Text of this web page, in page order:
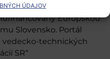
ÚDAJOV
Európskou
Slovensko. Portál
vedecko-technických
SR“